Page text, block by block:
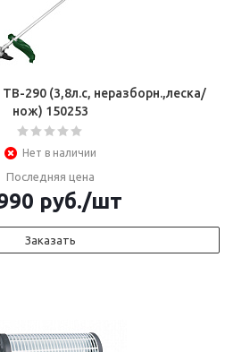
ТВ-290 (3,8л.с, неразборн.,леска/
нож) 150253
Нет в наличии
Последняя цена
руб./шт
Заказать